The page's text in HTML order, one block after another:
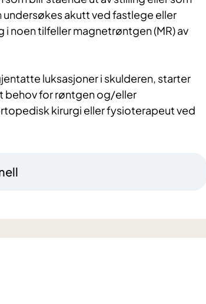
akutt ved fastlege eller
noen tilfeller magnetrøntgen (MR) av
luksasjoner i skulderen, starter
behov for røntgen og/eller
kirurgi eller fysioterapeut ved